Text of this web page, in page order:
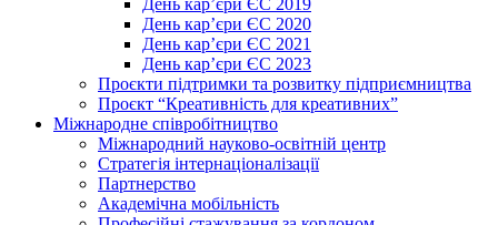
День кар’єри ЄС 2019
День кар’єри ЄС 2020
День кар’єри ЄС 2021
День кар’єри ЄС 2023
Проєкти підтримки та розвитку підприємництва
Проєкт “Креативність для креативних”
Міжнародне співробітництво
Міжнародний науково-освітній центр
Стратегія інтернаціоналізації
Партнерство
Академічна мобільність